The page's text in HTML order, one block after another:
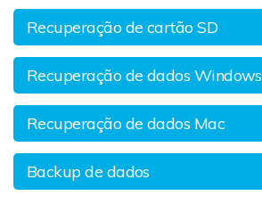
Recuperação de cartão SD
Recuperação de dados Windows
Recuperação de dados Mac
Backup de dados